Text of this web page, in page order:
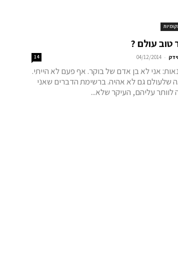
טוב עולם ?
-
04/12/2014
14
נאות: אני לא בן אדם של בוקר. אף פעם לא הייתי.
שלעולם גם לא אהיה. ברשימת הדברים שאני
לוותר עליהם, העיקר שלא...